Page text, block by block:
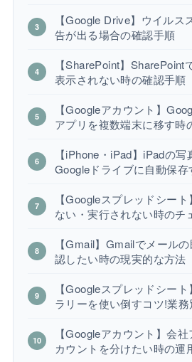
【Google Drive】ウイルス
告が出る場合の確認手順
【SharePoint】
表示されない時の確認手順
【Googleアカウント】
アプリを複数端末に移す時
【iPhone・iPad】iPadの写
Googleドライブに自動保
【Googleスプレッドシー
ない・実行されない時のチ
【Gmail】Gmailでメール
認したい時の現実的な方法
【Googleスプレッドシー
ラリーを使い倒すコツ!業
【Googleアカウント】会
カウントを分けたい時の運